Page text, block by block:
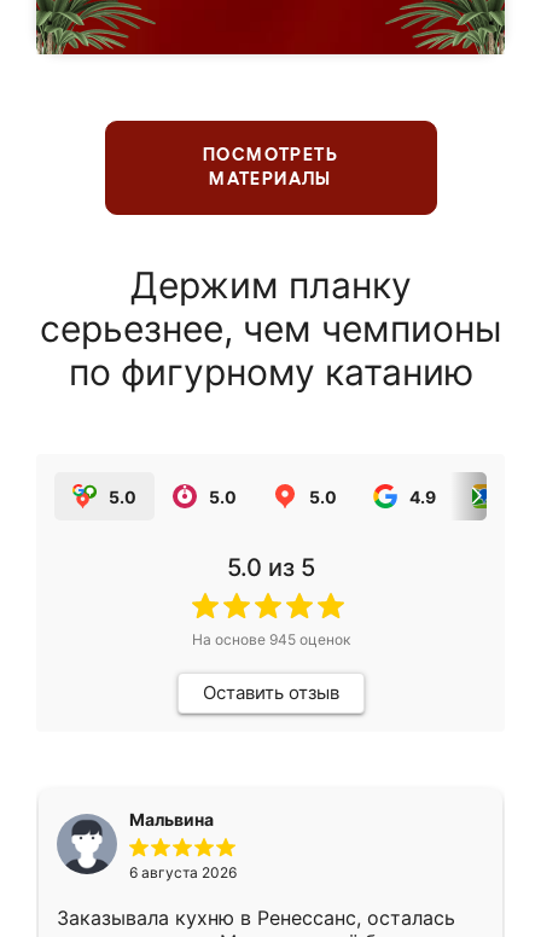
ПОСМОТРЕТЬ
МАТЕРИАЛЫ
Держим планку
серьезнее, чем чемпионы
по фигурному катанию
5.0 5.0 5.0 4.9
5.0 из 5
На основе 945оценок
Оставить отзыв
Мальвина
6 августа 2026
Заказывала кухню в Ренессанс, осталась